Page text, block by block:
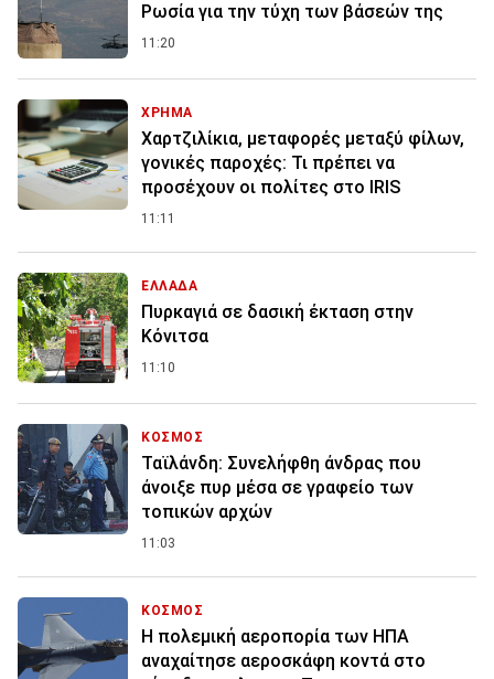
Ρωσία για την τύχη των βάσεών της
11:20
ΧΡΗΜΑ
Χαρτζιλίκια, μεταφορές μεταξύ φίλων,
γονικές παροχές: Τι πρέπει να
προσέχουν οι πολίτες στο IRIS
11:11
ΕΛΛΑΔΑ
Πυρκαγιά σε δασική έκταση στην
Κόνιτσα
11:10
ΚΟΣΜΟΣ
Ταϊλάνδη: Συνελήφθη άνδρας που
άνοιξε πυρ μέσα σε γραφείο των
τοπικών αρχών
11:03
ΚΟΣΜΟΣ
Η πολεμική αεροπορία των ΗΠΑ
αναχαίτησε αεροσκάφη κοντά στο